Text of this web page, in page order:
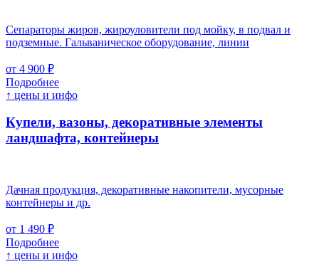
Сепараторы жиров, жироуловители под мойку, в подвал и
подземные. Гальваническое оборудование, линии
от 4 900 ₽
Подробнее
↑ цены и инфо
Купели, вазоны, декоративные элементы
ландшафта, контейнеры
Дачная продукция, декоративные накопители, мусорные
контейнеры и др.
от 1 490 ₽
Подробнее
↑ цены и инфо